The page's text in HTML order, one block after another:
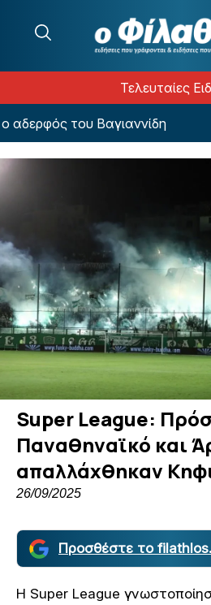
Τελευταίες
του Βαγιαννίδη
Super League:
Παναθηναϊκό και
απαλλάχθηκαν
26/09/2025
Προσθέστε το
Η Super League